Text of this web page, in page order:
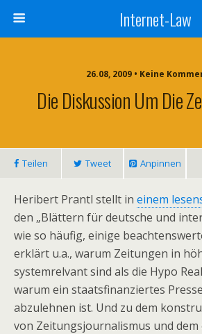
Internet-Law
26.08, 2009 • Keine
Die Diskussion Um Die
Teilen Tweet Anpinnen
Heribert Prantl stellt in einem
den „Blättern für deutsche und
wie so häufig, einige
erklärt u.a., warum Zeitungen in
systemrelvant sind als die Hypo
warum ein staatsfinanziertes
abzulehnen ist. Und zu dem
von Zeitungsjournalismus und dem